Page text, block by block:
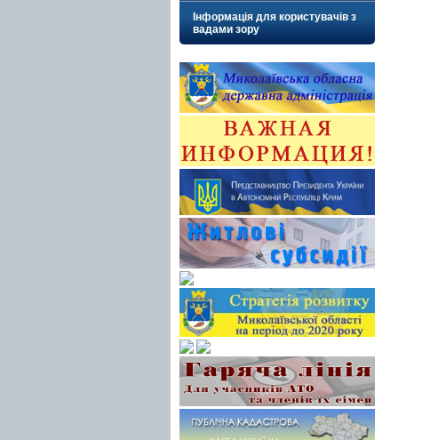
Інформація для користувачів з
вадами зору